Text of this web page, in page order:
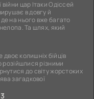
цар Ітаки Одіссей
в довгу й
на нього вже багато
Та шлях, який
двоє колишніх бійців
розійшлися різними
до світу жорстоких
загадкової